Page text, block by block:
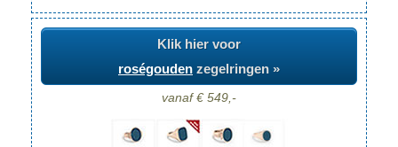
Klik hier voor
roségouden zegelringen »
vanaf € 549,-